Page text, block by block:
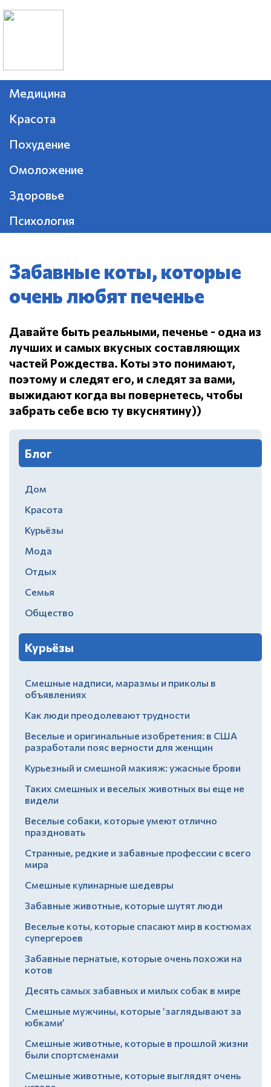
Медицина
Красота
Похудение
Омоложение
Здоровье
Психология
Забавные коты, которые
очень любят печенье
Давайте быть реальными, печенье - одна из
лучших и самых вкусных составляющих
частей Рождества. Коты это понимают,
поэтому и следят его, и следят за вами,
выжидают когда вы повернетесь, чтобы
забрать себе всю ту вкуснятину))
Блог
Дом
Красота
Курьёзы
Мода
Отдых
Семья
Общество
Курьёзы
Смешные надписи, маразмы и приколы в
объявлениях
Как люди преодолевают трудности
Веселые и оригинальные изобретения: в США
разработали пояс верности для женщин
Курьезный и смешной макияж: ужасные брови
Таких смешных и веселых животных вы еще не
видели
Веселые собаки, которые умеют отлично
праздновать
Странные, редкие и забавные профессии с всего
мира
Смешные кулинарные шедевры
Забавные животные, которые шутят люди
Веселые коты, которые спасают мир в костюмах
супергероев
Забавные пернатые, которые очень похожи на
котов
Десять самых забавных и милых собак в мире
Смешные мужчины, которые ’заглядывают за
юбками’
Смешные животные, которые в прошлой жизни
были спортсменами
Смешные животные, которые выглядят очень